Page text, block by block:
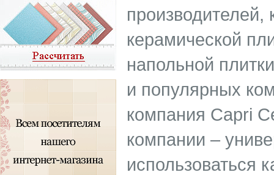
производителей,
керамической
напольной
и популярных
компания Capri
компании –
использоваться